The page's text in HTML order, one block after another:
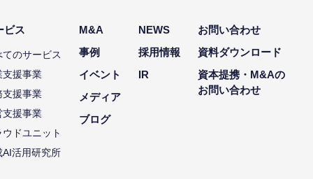
ビス
てのサービス
支援事業
支援事業
支援事業
ウドユニット
AI活用研究所
M&A
事例
イベント
メディア
ブログ
NEWS
採用情報
IR
お問い合わせ
資料ダウンロード
資本提携・M&Aの
お問い合わせ